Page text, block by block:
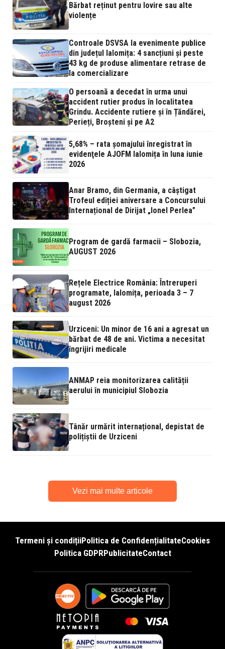
Bărbat reținut pentru lovire sau alte
violențe
Controale DSVSA la evenimente publice
din județul Ialomița: 4 sancțiuni și peste
43 kg de produse alimentare retrase de
la comercializare
O persoană a decedat în urma unui
accident rutier produs în localitatea
Grindu. Accidente rutiere și în Țăndărei,
Perieți, Broșteni și pe A2
5,68% – rata şomajului înregistrat în
evidenţele AJOFM Ialomița în luna iunie
2026
Anar Bramo, din Germania, a câștigat
Trofeul ediției aniversare a Concursului
Internațional de Dirijat „Ionel Perlea”
Program de gardă farmacii – Slobozia,
AUGUST 2026
Rețele Electrice România: Întreruperi
programate, Ialomița, perioada 3 – 7
august 2026
Urziceni: Un minor de 16 ani a agresat un
bărbat de 48 de ani. Victima a necesitat
îngrijiri medicale
ANMAP reia monitorizarea calității
aerului în municipiul Slobozia
Tânăr urmărit internațional, depistat de
polițiștii de Urziceni
Vezi mai multe articole
Termeni și condițiiPolitica de ConfidențialitateCookies
Politica GDPRPublicitateContact